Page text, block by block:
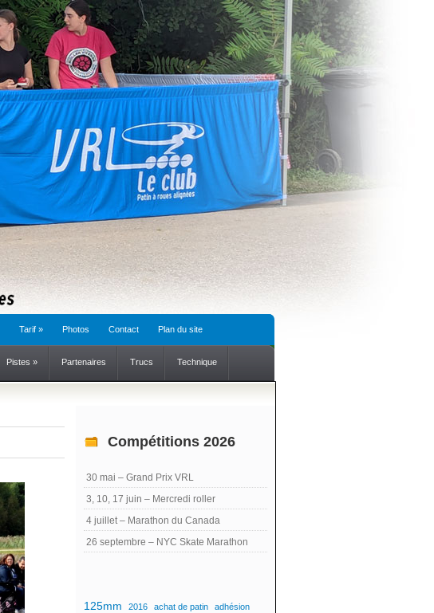
Tarif » Photos Contact Plan du site
Pistes » Partenaires Trucs Technique
Compétitions 2026
30 mai – Grand Prix VRL
3, 10, 17 juin – Mercredi roller
4 juillet – Marathon du Canada
26 septembre – NYC Skate Marathon
125mm 2016 achat de patin
adhésion